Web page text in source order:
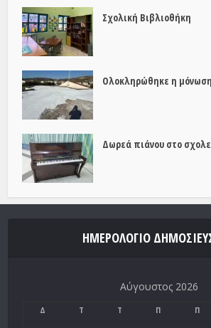
Σχολική Βιβλιοθήκη
Ολοκληρώθηκε η
Δωρεά πιάνου στο
ΗΜΕΡΟΛΌΓΙΟ
Αύγουστος 2026
Δ Τ Τ Π Π